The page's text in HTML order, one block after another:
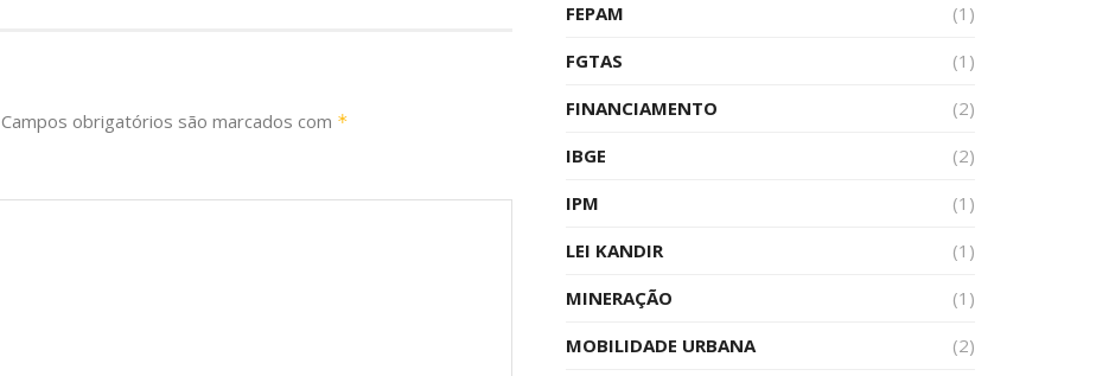
Campos obrigatórios são marcados com *
FEPAM
(1)
FGTAS
(1)
FINANCIAMENTO
(2)
IBGE
(2)
IPM
(1)
LEI KANDIR
(1)
MINERAÇÃO
(1)
MOBILIDADE URBANA
(2)